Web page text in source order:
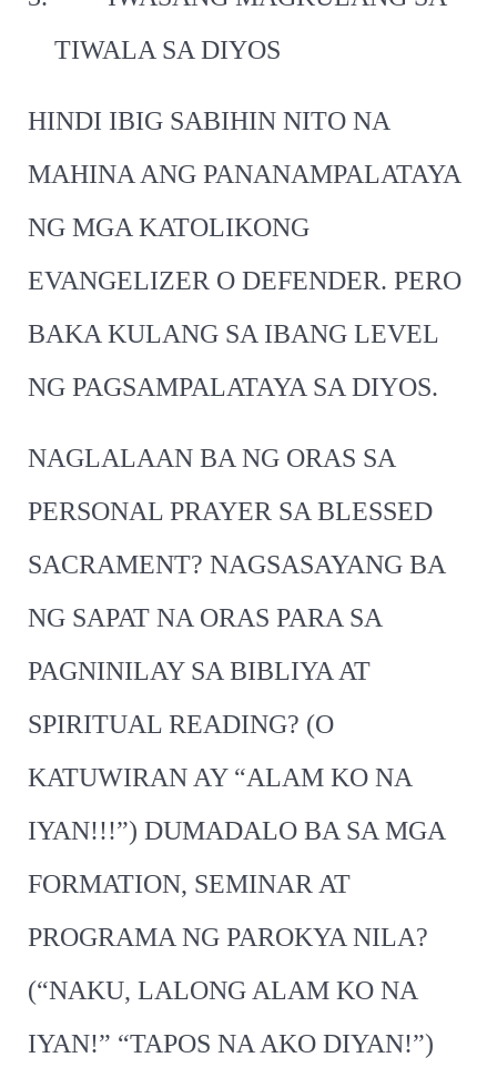
TIWALA SA DIYOS
HINDI IBIG SABIHIN NITO NA
MAHINA ANG PANANAMPALATAYA
NG MGA KATOLIKONG
EVANGELIZER O DEFENDER. PERO
BAKA KULANG SA IBANG LEVEL
NG PAGSAMPALATAYA SA DIYOS.
NAGLALAAN BA NG ORAS SA
PERSONAL PRAYER SA BLESSED
SACRAMENT? NAGSASAYANG BA
NG SAPAT NA ORAS PARA SA
PAGNINILAY SA BIBLIYA AT
SPIRITUAL READING? (O
KATUWIRAN AY “ALAM KO NA
IYAN!!!”) DUMADALO BA SA MGA
FORMATION, SEMINAR AT
PROGRAMA NG PAROKYA NILA?
(“NAKU, LALONG ALAM KO NA
IYAN!” “TAPOS NA AKO DIYAN!”)